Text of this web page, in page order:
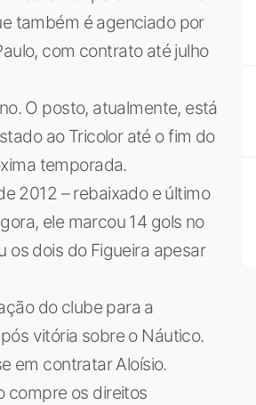
também é agenciado por
com contrato até julho
O posto, atualmente, está
ao Tricolor até o fim do
temporada.
2012 – rebaixado e último
ele marcou 14 gols no
os dois do Figueira apesar
do clube para a
vitória sobre o Náutico.
em contratar Aloísio.
compre os direitos